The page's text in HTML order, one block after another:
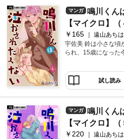
しょぐしょにされ
いに決まってる…鳴
―!! 純真な攻め女子×
ブ！！待望の第3巻配
マンガ
鳴川くん
【マイクロ】（
￥165
遠山あちは
宇佐美 鈴は小さな頃
られ、15歳になった
つも通りドM男子ま
の俺様男子・鳴川琉
信満々に強気なドS
しょぐしょにされ
いに決まってる…鳴
―!! 純真な攻め女子×
ブ！！待望の第4巻配
試し読み
マンガ
鳴川くん
【マイクロ】（
￥220
遠山あちは